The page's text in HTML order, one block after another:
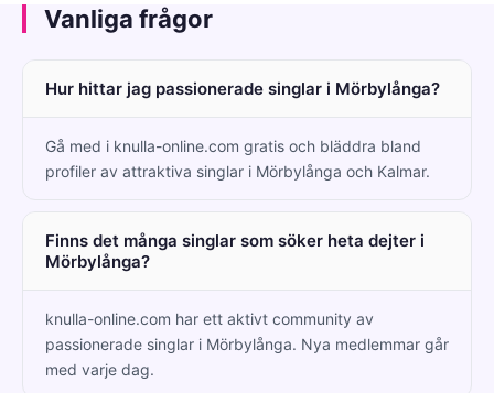
Vanliga frågor
Hur hittar jag passionerade singlar i Mörbylånga?
Gå med i knulla-online.com gratis och bläddra bland
profiler av attraktiva singlar i Mörbylånga och Kalmar.
Finns det många singlar som söker heta dejter i
Mörbylånga?
knulla-online.com har ett aktivt community av
passionerade singlar i Mörbylånga. Nya medlemmar går
med varje dag.